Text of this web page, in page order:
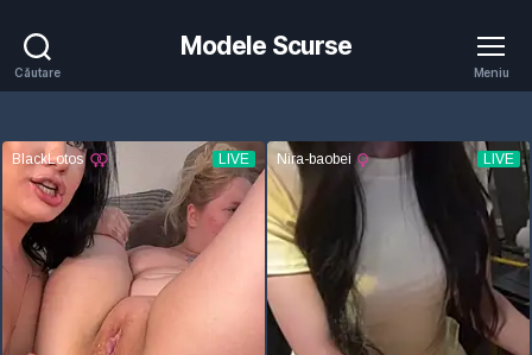
Căutare
Modele Scurse
Meniu